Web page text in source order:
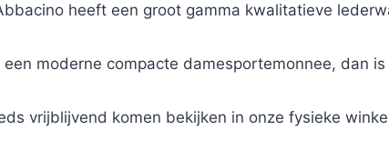
heeft een groot gamma kwalitatieve
een moderne compacte damesportemonnee, dan
vrijblijvend komen bekijken in onze fysieke